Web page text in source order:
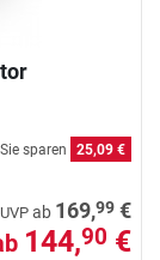
Sie sparen 25,09 €
UVP ab 169,99 €
144,90 €